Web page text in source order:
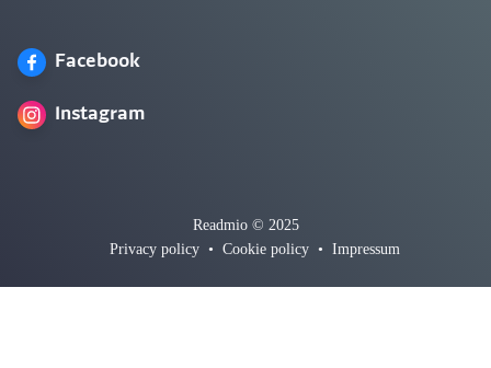
Facebook
Instagram
Readmio © 2025
Privacy policy • Cookie policy • Impressum